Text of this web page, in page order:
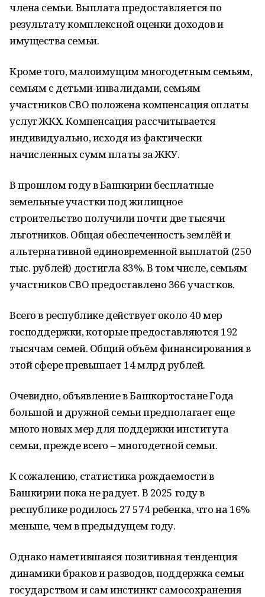
члена семьи. Выплата предоставляется по
результату комплексной оценки доходов и
имущества семьи.
Кроме того, малоимущим многодетным семьям,
семьям с детьми-инвалидами, семьям
участников СВО положена компенсация оплаты
услуг ЖКХ. Компенсация рассчитывается
индивидуально, исходя из фактически
начисленных сумм платы за ЖКУ.
В прошлом году в Башкирии бесплатные
земельные участки под жилищное
строительство получили почти две тысячи
льготников. Общая обеспеченность землёй и
альтернативной единовременной выплатой (250
тыс. рублей) достигла 83%. В том числе, семьям
участников СВО предоставлено 366 участков.
Всего в республике действует около 40 мер
господдержки, которые предоставляются 192
тысячам семей. Общий объём финансирования в
этой сфере превышает 14 млрд рублей.
Очевидно, объявление в Башкортостане Года
большой и дружной семьи предполагает еще
много новых мер для поддержки института
семьи, прежде всего – многодетной семьи.
К сожалению, статистика рождаемости в
Башкирии пока не радует. В 2025 году в
республике родилось 27 574 ребенка, что на 16%
меньше, чем в предыдущем году.
Однако наметившаяся позитивная тенденция
динамики браков и разводов, поддержка семьи
государством и сам инстинкт самосохранения